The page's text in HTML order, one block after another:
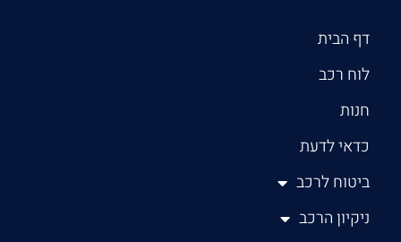
דף הבית
לוח רכב
חנות
כדאי לדעת
ביטוח לרכב
ניקיון הרכב